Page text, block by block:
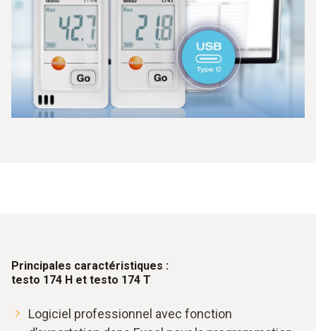
Principales caractéristiques :
testo 174 H et testo 174 T
Logiciel professionnel avec fonction